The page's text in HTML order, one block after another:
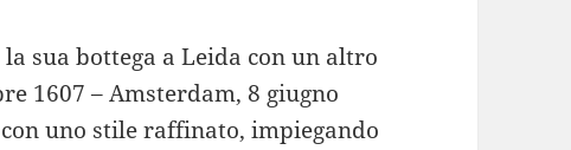
sua bottega a Leida con un altro
1607 – Amsterdam, 8 giugno
uno stile raffinato, impiegando